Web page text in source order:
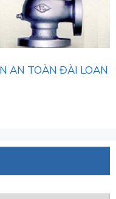
AN TOÀN ĐÀI LOAN